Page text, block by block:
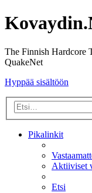
The Finnish Hardcore
QuakeNet
Hyppää sisältöön
Pikalinkit
Aktiiviset
Etsi